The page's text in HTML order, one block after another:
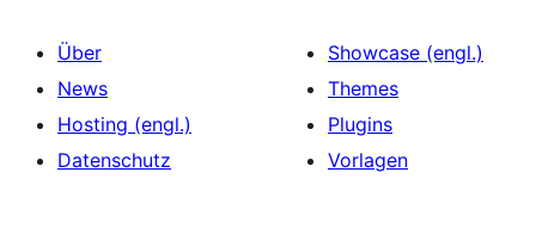
Über
News
Hosting (engl.)
Datenschutz
Showcase (engl.)
Themes
Plugins
Vorlagen